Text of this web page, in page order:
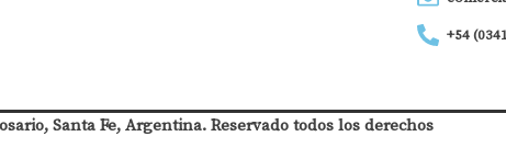
+54
Santa Fe, Argentina. Reservado todos los derechos